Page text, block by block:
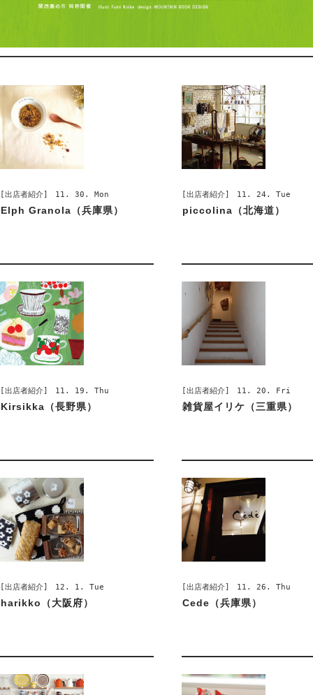
[出店者紹介] 11. 30. Mon
Elph Granola（兵庫県）
[出店者紹介] 11. 24. Tue
piccolina（北海道）
[出店者紹介] 11. 19. Thu
Kirsikka（長野県）
[出店者紹介] 11. 20. Fri
雑貨屋イリケ（三重県）
[出店者紹介] 12. 1. Tue
harikko（大阪府）
[出店者紹介] 11. 26. Thu
Cede（兵庫県）